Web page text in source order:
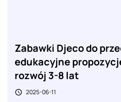
Zabawki Djeco do
edukacyjne
rozwój 3-8 lat
 2025-06-11